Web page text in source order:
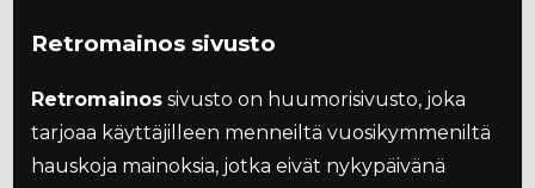
Retromainos sivusto
Retromainos sivusto on huumorisivusto, joka
tarjoaa käyttäjilleen menneiltä vuosikymmeniltä
hauskoja mainoksia, jotka eivät nykypäivänä